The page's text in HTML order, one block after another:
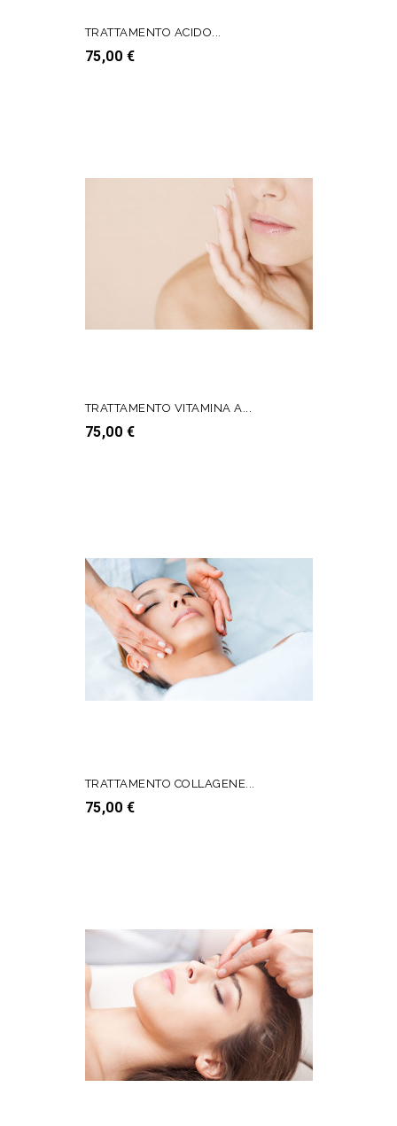
TRATTAMENTO ACIDO...
Prezzo
75,00 €
AGGIUNGI AL CARRELLO
TRATTAMENTO VITAMINA A...
Prezzo
75,00 €
AGGIUNGI AL CARRELLO
TRATTAMENTO COLLAGENE...
Prezzo
75,00 €
AGGIUNGI AL CARRELLO